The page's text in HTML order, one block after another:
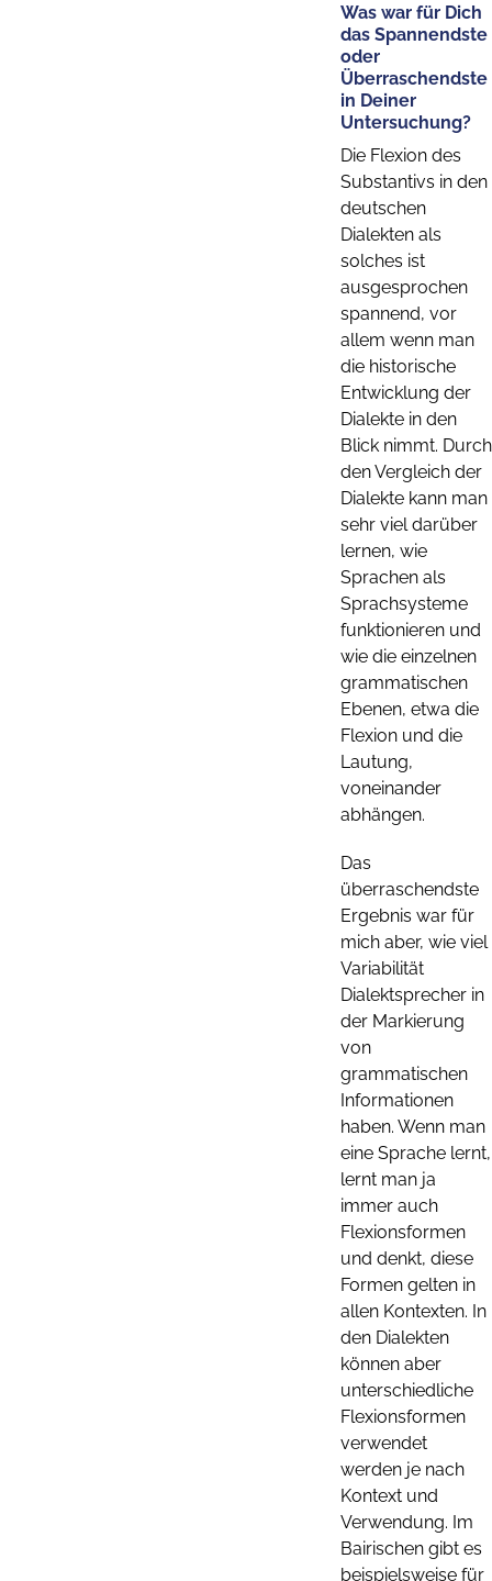
Was war für Dich
das Spannendste
oder
Überraschendste
in Deiner
Untersuchung?
Die Flexion des
Substantivs in den
deutschen
Dialekten als
solches ist
ausgesprochen
spannend, vor
allem wenn man
die historische
Entwicklung der
Dialekte in den
Blick nimmt. Durch
den Vergleich der
Dialekte kann man
sehr viel darüber
lernen, wie
Sprachen als
Sprachsysteme
funktionieren und
wie die einzelnen
grammatischen
Ebenen, etwa die
Flexion und die
Lautung,
voneinander
abhängen.
Das
überraschendste
Ergebnis war für
mich aber, wie viel
Variabilität
Dialektsprecher in
der Markierung
von
grammatischen
Informationen
haben. Wenn man
eine Sprache lernt,
lernt man ja
immer auch
Flexionsformen
und denkt, diese
Formen gelten in
allen Kontexten. In
den Dialekten
können aber
unterschiedliche
Flexionsformen
verwendet
werden je nach
Kontext und
Verwendung. Im
Bairischen gibt es
beispielsweise für